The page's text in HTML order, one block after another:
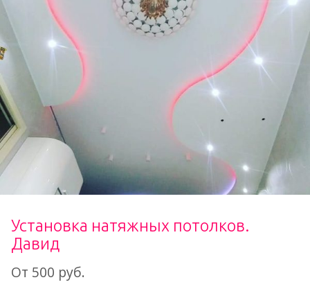
Установка натяжных потолков.
Давид
От 500 руб.